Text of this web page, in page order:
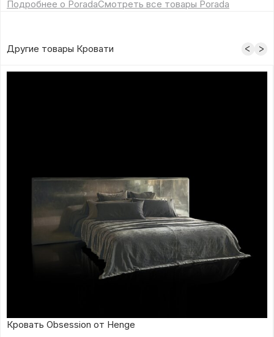
Подробнее о PoradaСмотреть все товары Porada
Другие товары Кровати
Кровать Obsession от Henge